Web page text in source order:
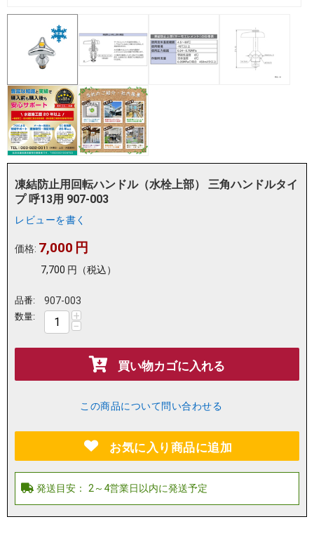
凍結防止用回転ハンドル（水栓上部） 三角ハンドルタイ
プ 呼13用 907-003
レビューを書く
価格: 7,000 円
7,700 円 （税込）
品番: 907-003
数量: +
−
買い物カゴに入れる
この商品について問い合わせる
お気に入り商品に追加